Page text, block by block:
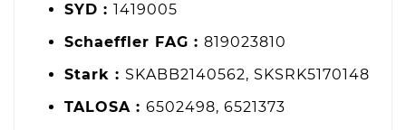
SYD : 1419005
Schaeffler FAG : 819023810
Stark : SKABB2140562, SKSRK5170148
TALOSA : 6502498, 6521373